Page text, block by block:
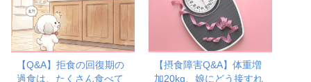
【Q&A】拒食の回復期の
過食は、たくさん食べて
【摂食障害Q&A】体重増
加20kg、娘にどう接すれ